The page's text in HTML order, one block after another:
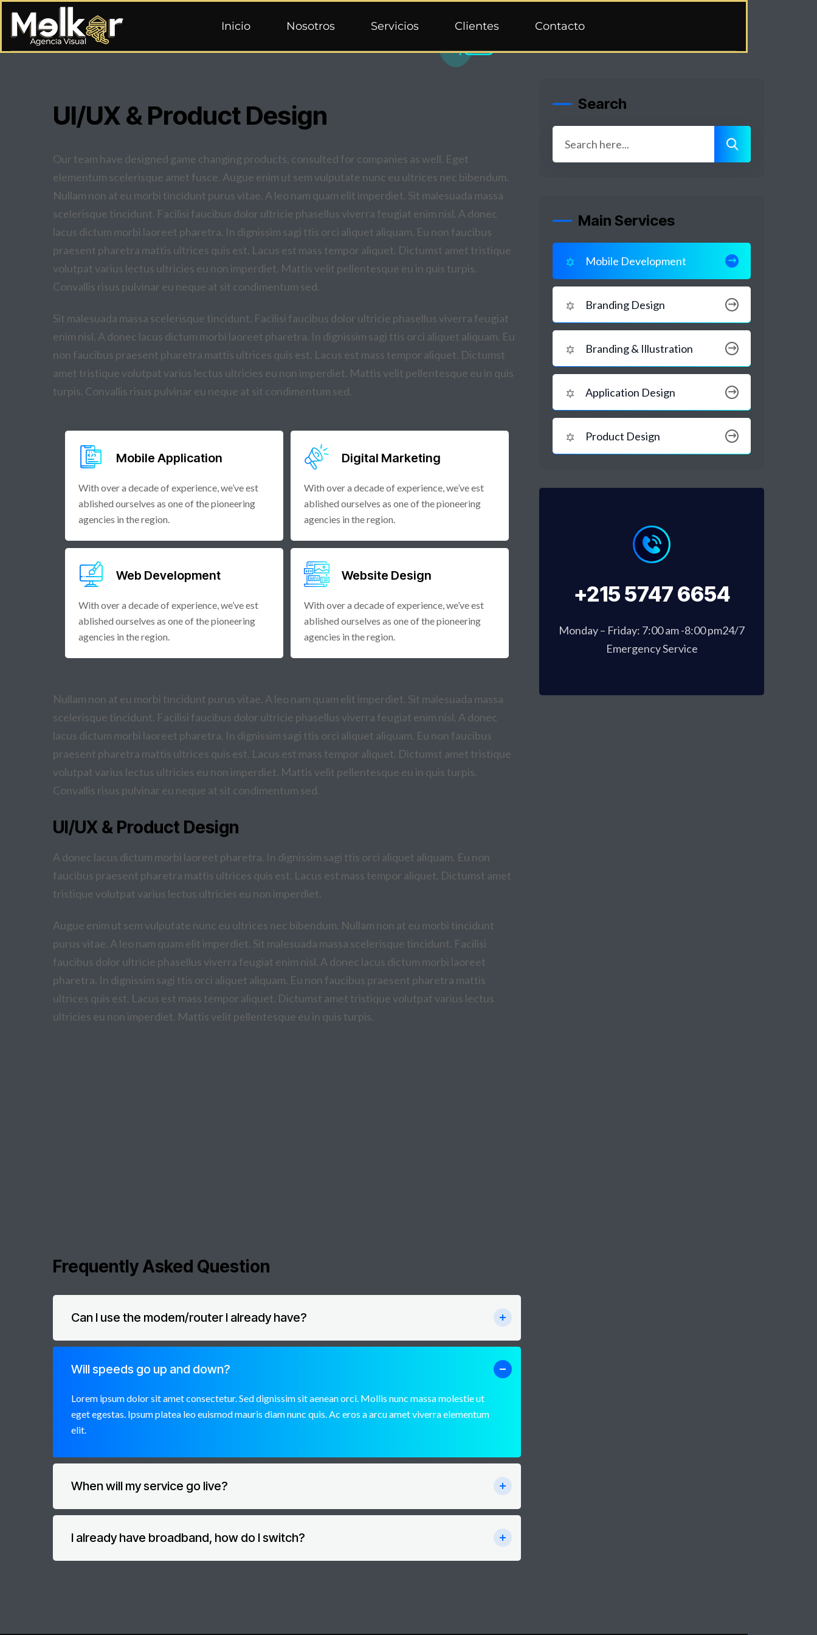
Inicio Nosotros Servicios Clientes Contacto
UI/UX & Product Design
Our team have designed game changing products, consulted for companies as well. Eget
elementum scelerisque amet fusce. Augue enim ut sem vulputate nunc eu ultrices nec bibendum.
Nullam non at eu morbi tincidunt purus vitae. A leo nam quam elit imperdiet. Sit malesuada massa
scelerisque tincidunt. Facilisi faucibus dolor ultricie phasellus viverra feugiat enim nisl. A donec
lacus dictum morbi laoreet pharetra. In dignissim sagi ttis orci aliquet aliquam. Eu non faucibus
praesent pharetra mattis ultrices quis est. Lacus est mass tempor aliquet. Dictumst amet tristique
volutpat varius lectus ultricies eu non imperdiet. Mattis velit pellentesque eu in quis turpis.
Convallis risus pulvinar eu neque at sit condimentum sed.
Sit malesuada massa scelerisque tincidunt. Facilisi faucibus dolor ultricie phasellus viverra feugiat
enim nisl. A donec lacus dictum morbi laoreet pharetra. In dignissim sagi ttis orci aliquet aliquam. Eu
non faucibus praesent pharetra mattis ultrices quis est. Lacus est mass tempor aliquet. Dictumst
amet tristique volutpat varius lectus ultricies eu non imperdiet. Mattis velit pellentesque eu in quis
turpis. Convallis risus pulvinar eu neque at sit condimentum sed.
Mobile Application
With over a decade of experience, we’ve est
ablished ourselves as one of the pioneering
agencies in the region.
Web Development
With over a decade of experience, we’ve est
ablished ourselves as one of the pioneering
agencies in the region.
Digital Marketing
With over a decade of experience, we’ve est
ablished ourselves as one of the pioneering
agencies in the region.
Website Design
With over a decade of experience, we’ve est
ablished ourselves as one of the pioneering
agencies in the region.
Nullam non at eu morbi tincidunt purus vitae. A leo nam quam elit imperdiet. Sit malesuada massa
scelerisque tincidunt. Facilisi faucibus dolor ultricie phasellus viverra feugiat enim nisl. A donec
lacus dictum morbi laoreet pharetra. In dignissim sagi ttis orci aliquet aliquam. Eu non faucibus
praesent pharetra mattis ultrices quis est. Lacus est mass tempor aliquet. Dictumst amet tristique
volutpat varius lectus ultricies eu non imperdiet. Mattis velit pellentesque eu in quis turpis.
Convallis risus pulvinar eu neque at sit condimentum sed.
UI/UX & Product Design
A donec lacus dictum morbi laoreet pharetra. In dignissim sagi ttis orci aliquet aliquam. Eu non
faucibus praesent pharetra mattis ultrices quis est. Lacus est mass tempor aliquet. Dictumst amet
tristique volutpat varius lectus ultricies eu non imperdiet.
Augue enim ut sem vulputate nunc eu ultrices nec bibendum. Nullam non at eu morbi tincidunt
purus vitae. A leo nam quam elit imperdiet. Sit malesuada massa scelerisque tincidunt. Facilisi
faucibus dolor ultricie phasellus viverra feugiat enim nisl. A donec lacus dictum morbi laoreet
pharetra. In dignissim sagi ttis orci aliquet aliquam. Eu non faucibus praesent pharetra mattis
ultrices quis est. Lacus est mass tempor aliquet. Dictumst amet tristique volutpat varius lectus
ultricies eu non imperdiet. Mattis velit pellentesque eu in quis turpis.
Frequently Asked Question
Can I use the modem/router I already have?
Will speeds go up and down?
Lorem ipsum dolor sit amet consectetur. Sed dignissim sit aenean orci. Mollis nunc massa molestie ut
eget egestas. Ipsum platea leo euismod mauris diam nunc quis. Ac eros a arcu amet viverra elementum
elit.
When will my service go live?
I already have broadband, how do I switch?
Search
Main Services
Mobile Development
Branding Design
Branding & Illustration
Application Design
Product Design
+215 5747 6654
Monday – Friday: 7:00 am -8:00 pm24/7
Emergency Service